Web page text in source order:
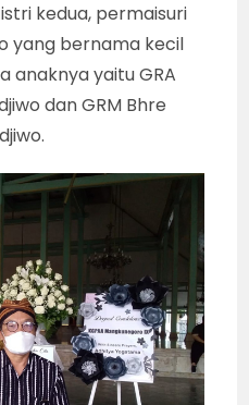
kedua, permaisuri
yang bernama kecil
anaknya yaitu GRA
dan GRM Bhre